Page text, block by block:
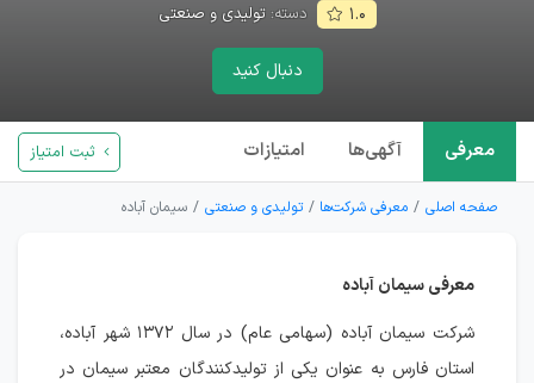
۱.۰ دسته:تولیدی و صنعتی
دنبال کنید
معرفی آگهی‌ها امتیازات ثبت امتیاز
صفحه اصلی معرفی شرکت‌ها تولیدی و صنعتی سیمان آباده
معرفی سیمان آباده
شرکت سیمان آباده (سهامی عام) در سال ۱۳۷۲ شهر آباده،
استان فارس به عنوان یکی از تولیدکنندگان معتبر سیمان در